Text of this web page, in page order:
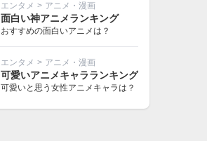
エンタメ > アニメ・漫画
面白い神アニメランキング
おすすめの面白いアニメは？
エンタメ > アニメ・漫画
可愛いアニメキャラランキング
可愛いと思う女性アニメキャラは？